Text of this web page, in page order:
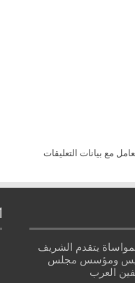
مع بيانات التعليقات
يتقدم الشريف
ومؤسس مجلس
العرب